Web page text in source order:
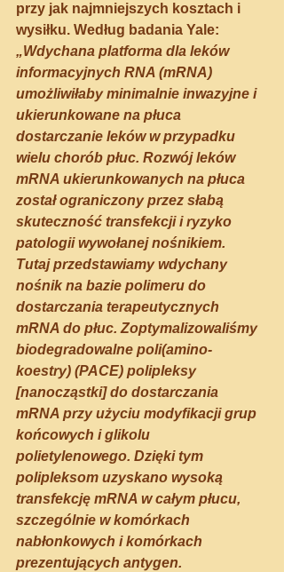
przy jak najmniejszych kosztach i
wysiłku. Według badania Yale:
„Wdychana platforma dla leków
informacyjnych RNA (mRNA)
umożliwiłaby minimalnie inwazyjne i
ukierunkowane na płuca
dostarczanie leków w przypadku
wielu chorób płuc. Rozwój leków
mRNA ukierunkowanych na płuca
został ograniczony przez słabą
skuteczność transfekcji i ryzyko
patologii wywołanej nośnikiem.
Tutaj przedstawiamy wdychany
nośnik na bazie polimeru do
dostarczania terapeutycznych
mRNA do płuc. Zoptymalizowaliśmy
biodegradowalne poli(amino-
koestry) (PACE) polipleksy
[nanocząstki] do dostarczania
mRNA przy użyciu modyfikacji grup
końcowych i glikolu
polietylenowego. Dzięki tym
polipleksom uzyskano wysoką
transfekcję mRNA w całym płucu,
szczególnie w komórkach
nabłonkowych i komórkach
prezentujących antygen.